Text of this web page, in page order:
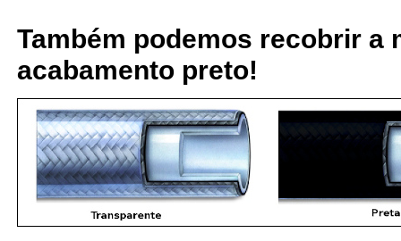
Também podemos recobrir a
acabamento preto!